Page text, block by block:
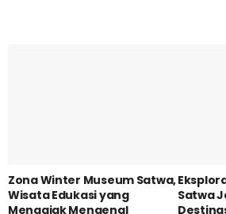
Zona Winter Museum Satwa,
Wisata Edukasi yang
Mengajak Mengenal
Satwa